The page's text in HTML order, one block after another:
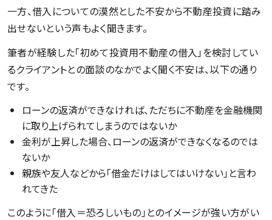
一方、借入についての漠然とした不安から不動産投資に踏み
出せないという声もよく聞きます。
筆者が経験した「初めて投資用不動産の借入」を検討してい
るクライアントとの面談のなかでよく聞く不安は、以下の通り
です。
ローンの返済ができなければ、ただちに不動産を金融機関
に取り上げられてしまうのではないか
金利が上昇した場合、ローンの返済ができなくなるのでは
ないか
親族や友人などから「借金だけはしてはいけない」と言わ
れてきた
このように「借入＝恐ろしいもの」とのイメージが強い方がい